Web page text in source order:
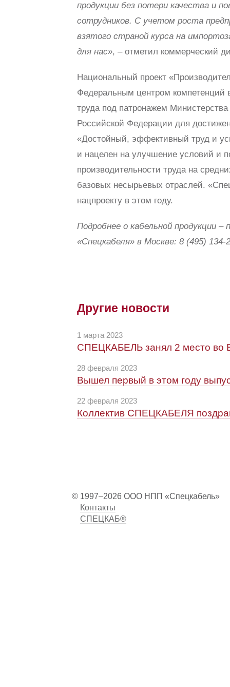
продукции без потери качества и
сотрудников. С учетом роста
взятого страной курса на
для нас», – отметил коммерческий
Национальный проект
Федеральным центром компетенций
труда под патронажем Министерства
Российской Федерации для
«Достойный, эффективный труд и
и нацелен на улучшение условий и
производительности труда на
базовых несырьевых отраслей.
нацпроекту в этом году.
Подробнее о кабельной продукции
«Спецкабеля» в Москве: 8 (495) 134-
Другие новости
1 марта 2023
СПЕЦКАБЕЛЬ занял 2 место во
28 февраля 2023
Вышел первый в этом году
22 февраля 2023
Коллектив СПЕЦКАБЕЛЯ
© 1997–2026 ООО НПП «Спецкабель»
Контакты
СПЕЦКАБ®